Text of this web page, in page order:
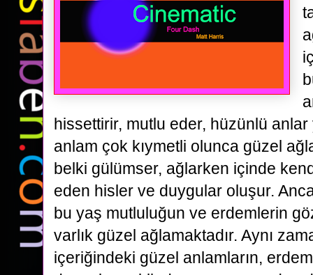
hissettirir, mutlu eder, hüzünlü anlar
anlam çok kıymetli olunca güzel
belki gülümser, ağlarken içinde
eden hisler ve duygular oluşur.
bu yaş mutluluğun ve erdemlerin
varlık güzel ağlamaktadır. Aynı
içeriğindeki güzel anlamların,